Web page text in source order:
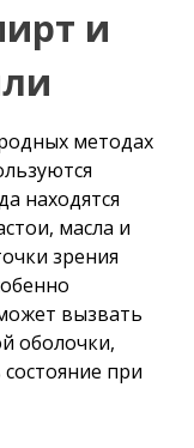
и
методах
находятся
масла и
зрения
вызвать
оболочки,
при